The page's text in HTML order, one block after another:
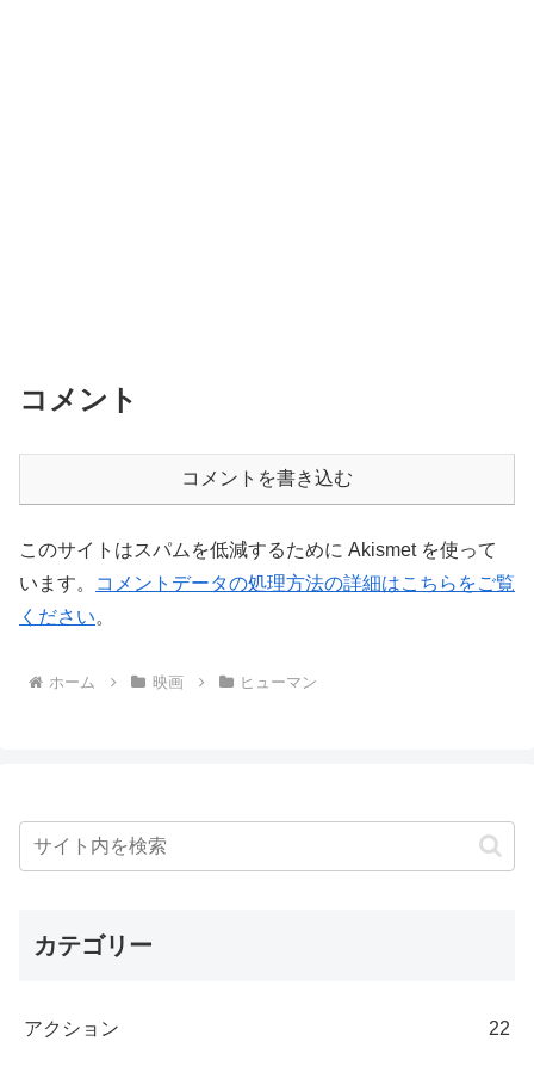
コメント
コメントを書き込む
このサイトはスパムを低減するために Akismet を使って
います。
コメントデータの処理方法の詳細はこちらをご覧
ください。
ホーム 映画 ヒューマン
カテゴリー
アクション 22